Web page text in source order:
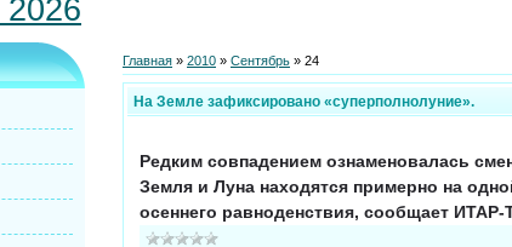
2026
Главная » 2010 » Сентябрь » 24
На Земле зафиксировано «суперполнолуние».
Редким совпадением ознаменовалась
Земля и Луна находятся примерно на
осеннего равноденствия, сообщает